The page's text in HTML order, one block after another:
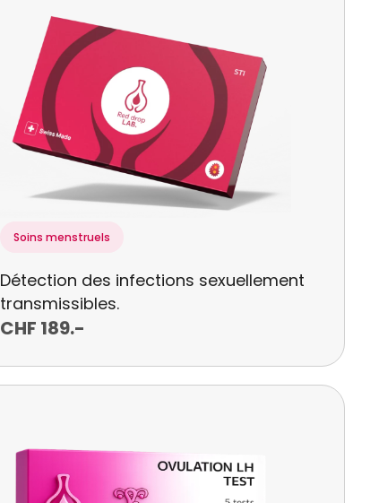
Soins menstruels
Détection des infections sexuellement
transmissibles.
CHF 189.-